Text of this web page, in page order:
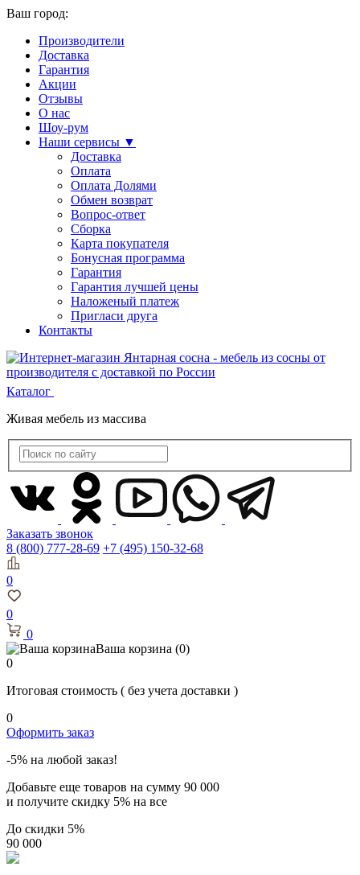
Ваш город:
Производители
Доставка
Гарантия
Акции
Отзывы
О нас
Шоу-рум
Наши сервисы ▼
Доставка
Оплата
Оплата Долями
Обмен возврат
Вопрос-ответ
Сборка
Карта покупателя
Бонусная программа
Гарантия
Гарантия лучшей цены
Наложеный платеж
Пригласи друга
Контакты
Каталог
Живая мебель из массива
Заказать звонок
8 (800) 777-28-69 +7 (495) 150-32-68
0
0
0
Ваша корзина (0)
0
Итоговая стоимость ( без учета доставки )
0
Оформить заказ
-5% на любой заказ!
Добавьте еще товаров на сумму 90 000
и получите скидку 5% на все
До скидки 5%
90 000